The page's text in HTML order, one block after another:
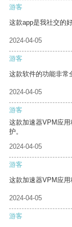
游客
这款app是我社交的
2024-04-05
游客
这款软件的功能非常
2024-04-05
游客
这款加速器VPM应
护。
2024-04-05
游客
这款加速器VPM应用
2024-04-05
游客